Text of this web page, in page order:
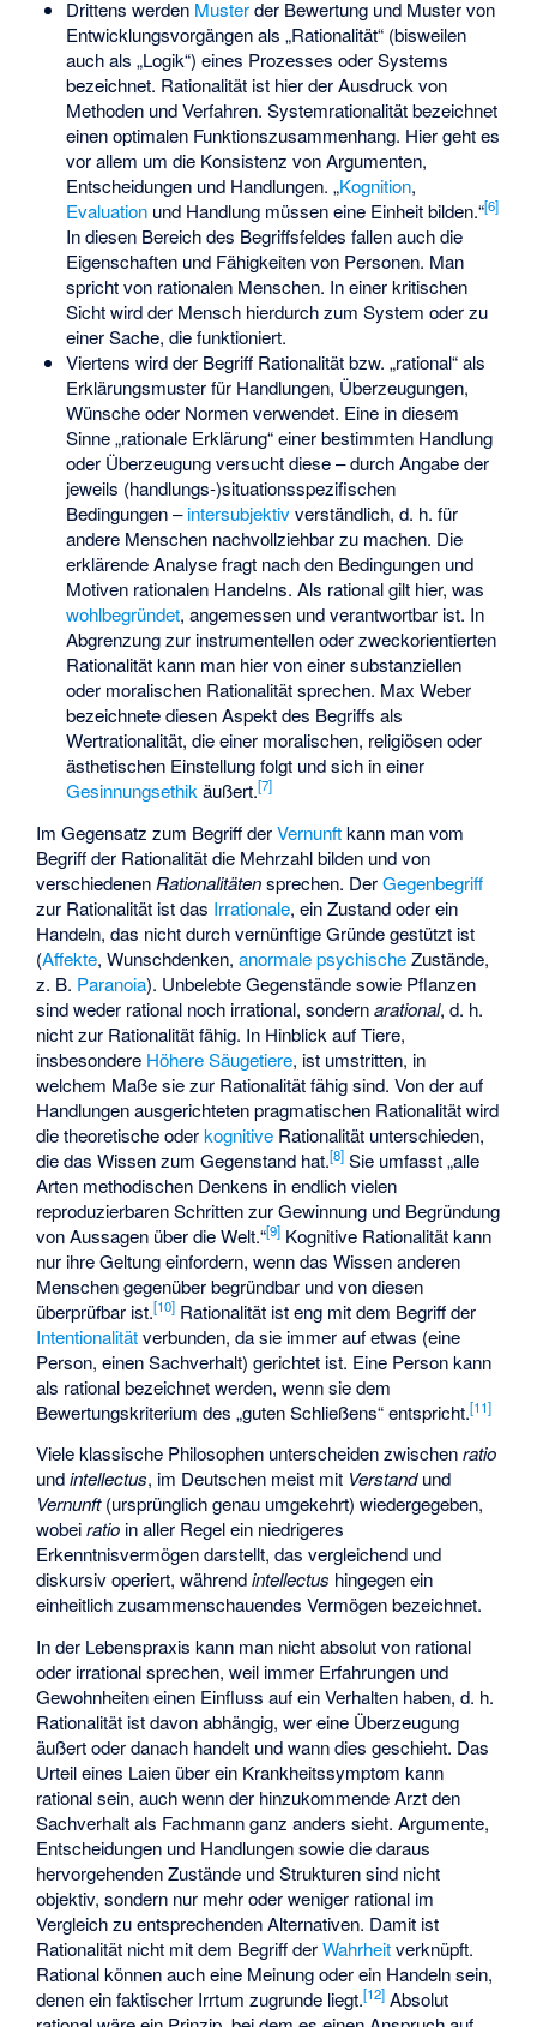
Drittens werden Musterder Bewertung und Muster von
Entwicklungsvorgängen als „Rationalität“ (bisweilen
auch als „Logik“) eines Prozesses oder Systems
bezeichnet. Rationalität ist hier der Ausdruck von
Methoden und Verfahren. Systemrationalität bezeichnet
einen optimalen Funktionszusammenhang. Hier geht es
vor allem um die Konsistenz von Argumenten,
Entscheidungen und Handlungen. „Kognition,
Evaluationund Handlung müssen eine Einheit bilden.“[6]
In diesen Bereich des Begriffsfeldes fallen auch die
Eigenschaften und Fähigkeiten von Personen. Man
spricht von rationalen Menschen. In einer kritischen
Sicht wird der Mensch hierdurch zum System oder zu
einer Sache, die funktioniert.
Viertens wird der Begriff Rationalität bzw. „rational“ als
Erklärungsmuster für Handlungen, Überzeugungen,
Wünsche oder Normen verwendet. Eine in diesem
Sinne „rationale Erklärung“ einer bestimmten Handlung
oder Überzeugung versucht diese – durch Angabe der
jeweils (handlungs-)situationsspezifischen
Bedingungen –intersubjektivverständlich, d. h. für
andere Menschen nachvollziehbar zu machen. Die
erklärende Analyse fragt nach den Bedingungen und
Motiven rationalen Handelns. Als rational gilt hier, was
wohlbegründet, angemessen und verantwortbar ist. In
Abgrenzung zur instrumentellen oder zweckorientierten
Rationalität kann man hier von einer substanziellen
oder moralischen Rationalität sprechen. Max Weber
bezeichnete diesen Aspekt des Begriffs als
Wertrationalität, die einer moralischen, religiösen oder
ästhetischen Einstellung folgt und sich in einer
Gesinnungsethik äußert.[7]
Im Gegensatz zum Begriff derVernunftkann man vom
Begriff der Rationalität die Mehrzahl bilden und von
verschiedenen Rationalitätensprechen. DerGegenbegriff
zur Rationalität ist das Irrationale, ein Zustand oder ein
Handeln, das nicht durch vernünftige Gründe gestützt ist
(Affekte, Wunschdenken,anormale psychischeZustände,
z. B. Paranoia). Unbelebte Gegenstände sowie Pflanzen
sind weder rational noch irrational, sondernarational, d. h.
nicht zur Rationalität fähig. In Hinblick auf Tiere,
insbesondere Höhere Säugetiere, ist umstritten, in
welchem Maße sie zur Rationalität fähig sind. Von der auf
Handlungen ausgerichteten pragmatischen Rationalität wird
die theoretische oderkognitive Rationalität unterschieden,
die das Wissen zum Gegenstand hat.[8] Sie umfasst „alle
Arten methodischen Denkens in endlich vielen
reproduzierbaren Schritten zur Gewinnung und Begründung
von Aussagen über die Welt.“[9] Kognitive Rationalität kann
nur ihre Geltung einfordern, wenn das Wissen anderen
Menschen gegenüber begründbar und von diesen
überprüfbar ist.[10] Rationalität ist eng mit dem Begriff der
Intentionalitätverbunden, da sie immer auf etwas (eine
Person, einen Sachverhalt) gerichtet ist. Eine Person kann
als rational bezeichnet werden, wenn sie dem
Bewertungskriterium des „guten Schließens“ entspricht.[11]
Viele klassische Philosophen unterscheiden zwischenratio
undintellectus, im Deutschen meist mit Verstandund
Vernunft(ursprünglich genau umgekehrt) wiedergegeben,
wobeiratio in aller Regel ein niedrigeres
Erkenntnisvermögen darstellt, das vergleichend und
diskursiv operiert, währendintellectus hingegen ein
einheitlich zusammenschauendes Vermögen bezeichnet.
In der Lebenspraxis kann man nicht absolut von rational
oder irrational sprechen, weil immer Erfahrungen und
Gewohnheiten einen Einfluss auf ein Verhalten haben, d. h.
Rationalität ist davon abhängig, wer eine Überzeugung
äußert oder danach handelt und wann dies geschieht. Das
Urteil eines Laien über ein Krankheitssymptom kann
rational sein, auch wenn der hinzukommende Arzt den
Sachverhalt als Fachmann ganz anders sieht. Argumente,
Entscheidungen und Handlungen sowie die daraus
hervorgehenden Zustände und Strukturen sind nicht
objektiv, sondern nur mehr oder weniger rational im
Vergleich zu entsprechenden Alternativen. Damit ist
Rationalität nicht mit dem Begriff derWahrheitverknüpft.
Rational können auch eine Meinung oder ein Handeln sein,
denen ein faktischer Irrtum zugrunde liegt.[12] Absolut